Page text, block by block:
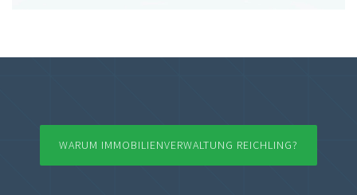
WARUM IMMOBILIENVERWALTUNG REICHLING?